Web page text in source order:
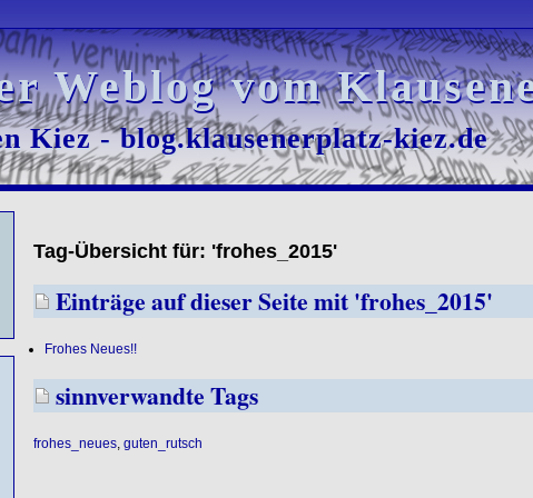
Weblog vom
Weblog vom
Kiez - blog.klausenerplatz-kiez.de
Kiez - blog.klausenerplatz-kiez.de
Tag-Übersicht für: 'frohes_2015'
Einträge auf dieser Seite mit 'frohes_2015'
Frohes Neues!!
sinnverwandte Tags
frohes_neues, guten_rutsch